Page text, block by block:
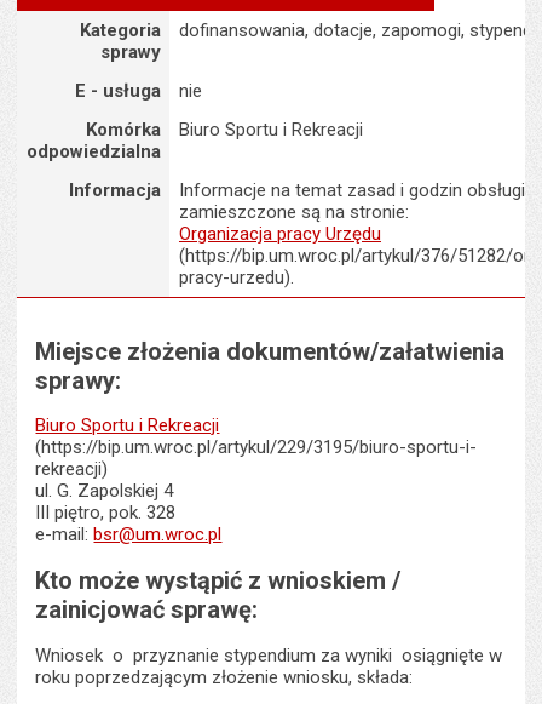
SzczegółyKategoria
sprawy
dofinansowania, dotacje, zapomogi,
E - usługa
nie
Komórka
odpowiedzialna
Biuro Sportu i Rekreacji
Informacja
Informacje na temat zasad i godzin obsługi
zamieszczone są na stronie:
Organizacja pracy Urzędu
(https://bip.um.wroc.pl/artykul/376/51282/
pracy-urzedu).
Miejsce złożenia dokumentów/załatwienia
sprawy:
Biuro Sportu i Rekreacji
(https://bip.um.wroc.pl/artykul/229/3195/biuro-sportu-i-
rekreacji)
ul. G. Zapolskiej 4
III piętro, pok. 328
e-mail: bsr@um.wroc.pl
Kto może wystąpić z wnioskiem /
zainicjować sprawę:
Wniosek o przyznanie stypendium za wyniki osiągnięte w
roku poprzedzającym złożenie wniosku, składa: